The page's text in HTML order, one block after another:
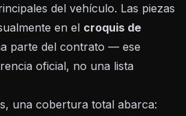
del vehículo. Las piezas
en el croquis de
parte del contrato — ese
oficial, no una lista
una cobertura total abarca: